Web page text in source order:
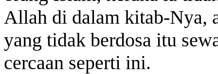
Allah di dalam kitab-Nya,
yang tidak berdosa itu
cercaan seperti ini.